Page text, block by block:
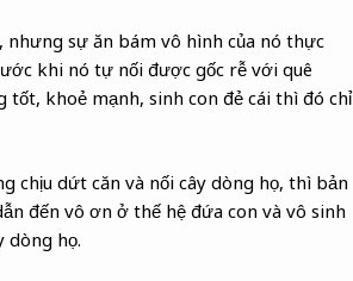
sự ăn bám vô hình của nó thực
khi nó tự nối được gốc rễ với quê
khoẻ mạnh, sinh con đẻ cái thì đó chỉ
chịu dứt căn và nối cây dòng họ, thì bản
đến vô ơn ở thế hệ đứa con và vô sinh
dòng họ.